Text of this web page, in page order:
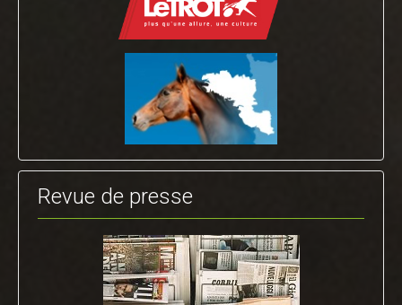
Revue de presse